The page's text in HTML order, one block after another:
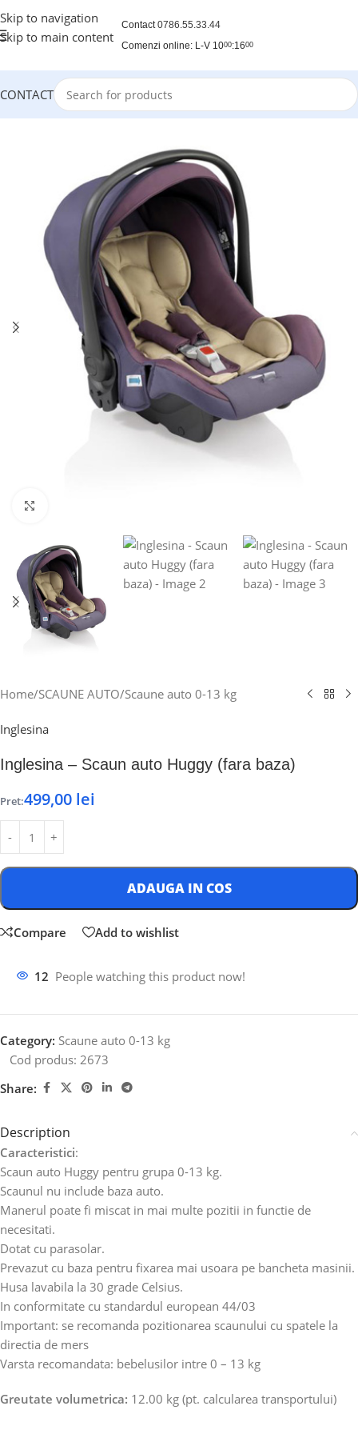
Skip to navigation
Skip to main content
Contact0786.55.33.44
Comenzi online: L-V 1000:1600
CONTACT
Home/SCAUNE AUTO/Scaune auto 0-13 kg
Inglesina
Inglesina – Scaun auto Huggy (fara baza)
Pret:499,00 lei
ADAUGA IN COS
Compare Add to wishlist
12 People watching this product now!
Category: Scaune auto 0-13 kg
Cod produs: 2673
Share:
Description
Caracteristici:
Scaun auto Huggy pentru grupa 0-13 kg.
Scaunul nu include baza auto.
Manerul poate fi miscat in mai multe pozitii in functie de
necesitati.
Dotat cu parasolar.
Prevazut cu baza pentru fixarea mai usoara pe bancheta masinii.
Husa lavabila la 30 grade Celsius.
In conformitate cu standardul european 44/03
Important: se recomanda pozitionarea scaunului cu spatele la
directia de mers
Varsta recomandata: bebelusilor intre 0 – 13 kg
Greutate volumetrica: 12.00 kg (pt. calcularea transportului)